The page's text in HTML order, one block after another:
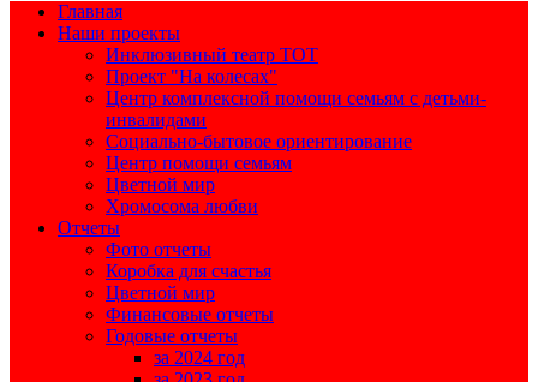
Главная
Наши проекты
Инклюзивный театр ТОТ
Проект "На колесах"
Центр комплексной помощи семьям с детьми-
инвалидами
Социально-бытовое ориентирование
Центр помощи семьям
Цветной мир
Хромосома любви
Отчеты
Фото отчеты
Коробка для счастья
Цветной мир
Финансовые отчеты
Годовые отчеты
за 2024 год